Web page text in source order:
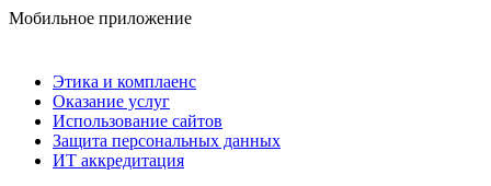
Мобильное приложение
Этика и комплаенс
Оказание услуг
Использование сайтов
Защита персональных данных
ИТ аккредитация